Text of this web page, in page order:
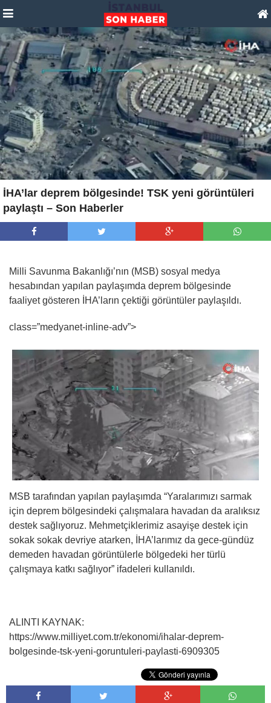
İHA’lar deprem bölgesinde! TSK yeni görüntüleri
paylaştı – Son Haberler
Milli Savunma Bakanlığı’nın (MSB) sosyal medya
hesabından yapılan paylaşımda deprem bölgesinde
faaliyet gösteren İHA’ların çektiği görüntüler paylaşıldı.
class=”medyanet-inline-adv”>
MSB tarafından yapılan paylaşımda “Yaralarımızı sarmak
için deprem bölgesindeki çalışmalara havadan da aralıksız
destek sağlıyoruz. Mehmetçiklerimiz asayişe destek için
sokak sokak devriye atarken, İHA’larımız da gece-gündüz
demeden havadan görüntülerle bölgedeki her türlü
çalışmaya katkı sağlıyor” ifadeleri kullanıldı.
ALINTI KAYNAK:
https://www.milliyet.com.tr/ekonomi/ihalar-deprem-
bolgesinde-tsk-yeni-goruntuleri-paylasti-6909305